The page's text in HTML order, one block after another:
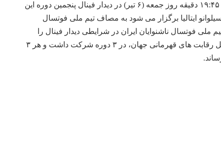
شاگردان مهدی صانعی ساعت ۱۹:۴۵ دقیقه روز جمعه (۶ تیر) در دیدار فینال پنجمین دوره این
ایتالیا برگزار می شود به مصاف تیم ملی فوتسال
ملی فوتسال ناشنوایان ایران در شرایطی دیدار فینال را
برگزار می کند که از ۴ دوره قبل رقابت های قهرمانی جهان، در ۳ دوره شرکت داشت و هر ۳